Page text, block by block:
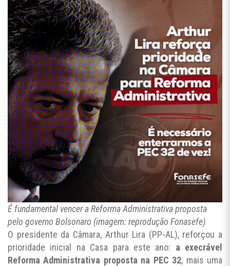
É fundamental vencer a Reforma Administrativa proposta
pelo governo Bolsonaro (imagem: reprodução Fonasefe)
O presidente da Câmara, Arthur Lira (PP-AL), reforçou a
prioridade inicial na Casa para este ano: a execrável
Reforma Administrativa proposta na PEC 32, mais uma